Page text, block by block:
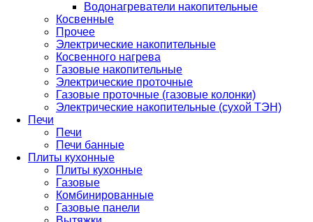
Водонагреватели накопительные
Косвенные
Прочее
Электрические накопительные
Косвенного нагрева
Газовые накопительные
Электрические проточные
Газовые проточные (газовые колонки)
Электрические накопительные (сухой ТЭН)
Печи
Печи
Печи банные
Плиты кухонные
Плиты кухонные
Газовые
Комбинированные
Газовые панели